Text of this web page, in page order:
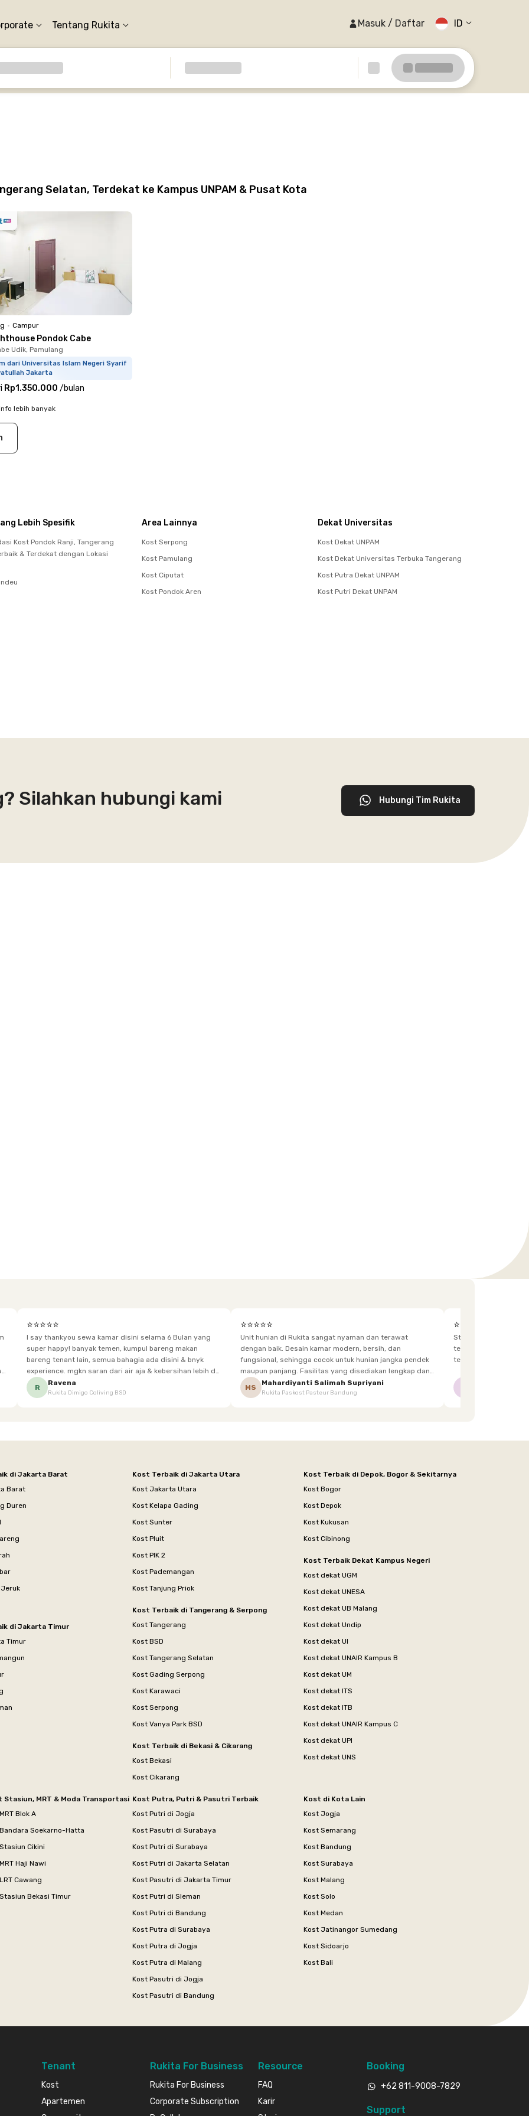
Tentang Rukita Masuk / Daftar ID
Selatan, Terdekat ke Kampus UNPAM & Pusat Kota
• Campur
Pondok Cabe
Udik, Pamulang
dari Universitas Islam Negeri Syarif
Jakarta
Rp1.350.000 /bulan
lebih banyak
Lebih Spesifik
Kost Pondok Ranji, Tangerang
& Terdekat dengan Lokasi
Area Lainnya
Kost Serpong
Kost Pamulang
Kost Ciputat
Kost Pondok Aren
Dekat Universitas
Kost Dekat UNPAM
Kost Dekat Universitas Terbuka Tangerang
Kost Putra Dekat UNPAM
Kost Putri Dekat UNPAM
Silahkan hubungi kami Hubungi Tim Rukita
⭐⭐⭐⭐⭐
I say thankyou sewa kamar disini selama 6 Bulan yang
super happy! banyak temen, kumpul bareng makan
bareng tenant lain, semua bahagia ada disini & bnyk
experience. mgkn saran dari air aja & kebersihan lebih di
tingkatkan lagi. but, I love Rukita
R
Ravena
Rukita Dimigo Coliving BSD
⭐⭐⭐⭐⭐
Unit hunian di Rukita sangat nyaman dan terawat
dengan baik. Desain kamar modern, bersih, dan
fungsional, sehingga cocok untuk hunian jangka pendek
maupun panjang. Fasilitas yang disediakan lengkap dan
sesuai dengan kebutuhan penghuni, mulai dari furnitur,
area bersama, hingga akses yang mudah.
MS
Mahardiyanti Salimah Supriyani
Rukita Paskost Pasteur Bandung
⭐⭐⭐⭐⭐
Staff yg menjaga
terkadang lupa bawa kunci, dan sangat fast response.
di Jakarta Barat
Barat
Duren
Jeruk
di Jakarta Timur
Timur
Kost Terbaik di Jakarta Utara
Kost Jakarta Utara
Kost Kelapa Gading
Kost Sunter
Kost Pluit
Kost PIK 2
Kost Pademangan
Kost Tanjung Priok
Kost Terbaik di Tangerang & Serpong
Kost Tangerang
Kost BSD
Kost Tangerang Selatan
Kost Gading Serpong
Kost Karawaci
Kost Serpong
Kost Vanya Park BSD
Kost Terbaik di Bekasi & Cikarang
Kost Bekasi
Kost Cikarang
Kost Terbaik di Depok, Bogor & Sekitarnya
Kost Bogor
Kost Depok
Kost Kukusan
Kost Cibinong
Kost Terbaik Dekat Kampus Negeri
Kost dekat UGM
Kost dekat UNESA
Kost dekat UB Malang
Kost dekat Undip
Kost dekat UI
Kost dekat UNAIR Kampus B
Kost dekat UM
Kost dekat ITS
Kost dekat ITB
Kost dekat UNAIR Kampus C
Kost dekat UPI
Kost dekat UNS
Stasiun, MRT & Moda Transportasi
Blok A
Soekarno-Hatta
Cikini
Haji Nawi
Cawang
Bekasi Timur
Kost Putra, Putri & Pasutri Terbaik
Kost Putri di Jogja
Kost Pasutri di Surabaya
Kost Putri di Surabaya
Kost Putri di Jakarta Selatan
Kost Pasutri di Jakarta Timur
Kost Putri di Sleman
Kost Putri di Bandung
Kost Putra di Surabaya
Kost Putra di Jogja
Kost Putra di Malang
Kost Pasutri di Jogja
Kost Pasutri di Bandung
Kost di Kota Lain
Kost Jogja
Kost Semarang
Kost Bandung
Kost Surabaya
Kost Malang
Kost Solo
Kost Medan
Kost Jatinangor Sumedang
Kost Sidoarjo
Kost Bali
Tenant
Kost
Apartemen
Rukita For Business
Rukita For Business
Corporate Subscription
Resource
FAQ
Karir
Booking
+62 811-9008-7829
Support